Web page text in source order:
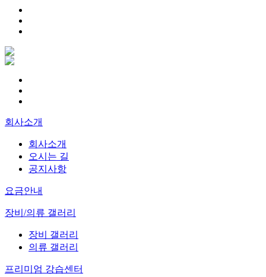
회사소개
회사소개
오시는 길
공지사항
요금안내
장비/의류 갤러리
장비 갤러리
의류 갤러리
프리미엄 강습센터